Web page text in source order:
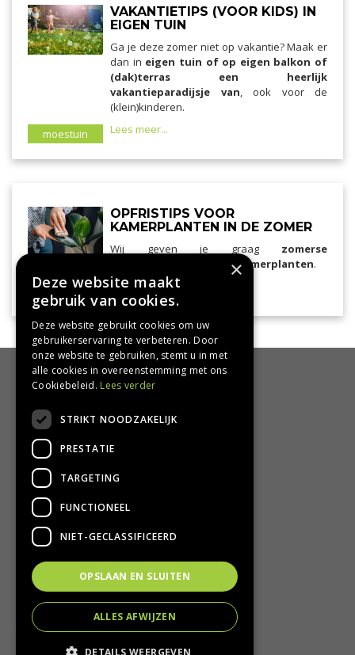
moestuin
VAKANTIETIPS (VOOR KIDS) IN
EIGEN TUIN
Ga je deze zomer niet op vakantie? Maak er
dan in eigen tuin of op eigen balkon of
(dak)terras een heerlijk
vakantieparadijsje van, ook voor de
(klein)kinderen.
Lees meer...
kamerplanten
OPFRISTIPS VOOR
KAMERPLANTEN IN DE ZOMER
Wij geven je graag zomerse
verzorgingstips voor je kamerplanten.
Lees meer...
HANDIG
Bezorgen en afhalen
Retourbeleid
Algemene voorwaarden
Privacy Policy
Privacy statement
CONTACT
Groencentrum Hoogeveen
Nijstad 11
7909 HS Hoogeveen
0528-251380
info@groencentrumhoogeveen.nl
×
Deze website maakt
gebruik van cookies.
Deze website gebruikt cookies om uw
gebruikerservaring te verbeteren. Door
onze website te gebruiken, stemt u in met
alle cookies in overeenstemming met ons
Cookiebeleid. Lees verder
STRIKT NOODZAKELIJK
PRESTATIE
TARGETING
FUNCTIONEEL
NIET-GECLASSIFICEERD
OPSLAAN EN SLUITEN
ALLES AFWIJZEN
DETAILS WEERGEVEN